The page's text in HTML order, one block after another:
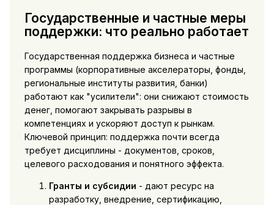
Государственные и частные меры
поддержки: что реально работает
Государственная поддержка бизнеса и частные
программы (корпоративные акселераторы, фонды,
региональные институты развития, банки)
работают как "усилители": они снижают стоимость
денег, помогают закрывать разрывы в
компетенциях и ускоряют доступ к рынкам.
Ключевой принцип: поддержка почти всегда
требует дисциплины - документов, сроков,
целевого расходования и понятного эффекта.
Гранты и субсидии - дают ресурс на
разработку, внедрение, сертификацию,